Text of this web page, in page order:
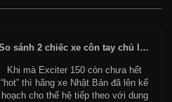
So sánh 2 chiếc xe côn tay chủ lực Exciter 150 và Exciter 175 của Yamaha
Khi mà Exciter 150 còn chưa hết
“hot” thì hãng xe Nhật Bản đã lên kế
hoạch cho thế hệ tiếp theo với dung